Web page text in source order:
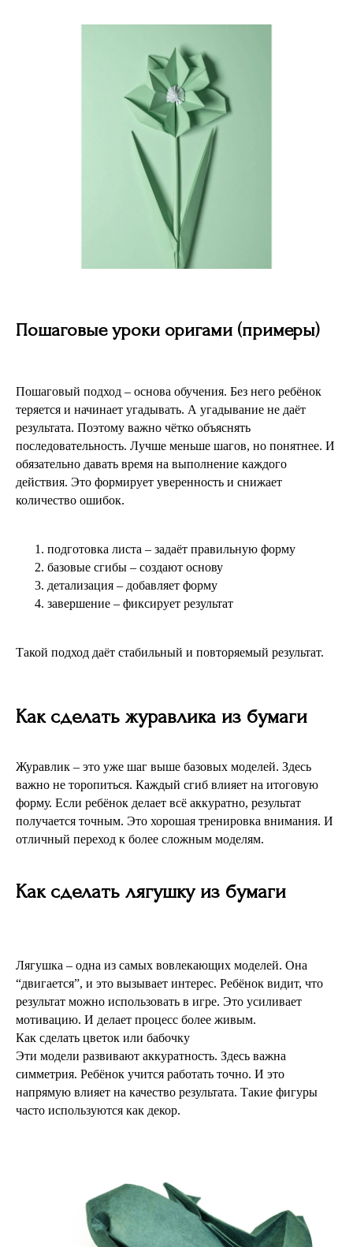
Пошаговые уроки оригами (примеры)
Пошаговый подход – основа обучения. Без него ребёнок
теряется и начинает угадывать. А угадывание не даёт
результата. Поэтому важно чётко объяснять
последовательность. Лучше меньше шагов, но понятнее. И
обязательно давать время на выполнение каждого
действия. Это формирует уверенность и снижает
количество ошибок.
подготовка листа – задаёт правильную форму
базовые сгибы – создают основу
детализация – добавляет форму
завершение – фиксирует результат
Такой подход даёт стабильный и повторяемый результат.
Как сделать журавлика из бумаги
Журавлик – это уже шаг выше базовых моделей. Здесь
важно не торопиться. Каждый сгиб влияет на итоговую
форму. Если ребёнок делает всё аккуратно, результат
получается точным. Это хорошая тренировка внимания. И
отличный переход к более сложным моделям.
Как сделать лягушку из бумаги
Лягушка – одна из самых вовлекающих моделей. Она
“двигается”, и это вызывает интерес. Ребёнок видит, что
результат можно использовать в игре. Это усиливает
мотивацию. И делает процесс более живым.
Как сделать цветок или бабочку
Эти модели развивают аккуратность. Здесь важна
симметрия. Ребёнок учится работать точно. И это
напрямую влияет на качество результата. Такие фигуры
часто используются как декор.